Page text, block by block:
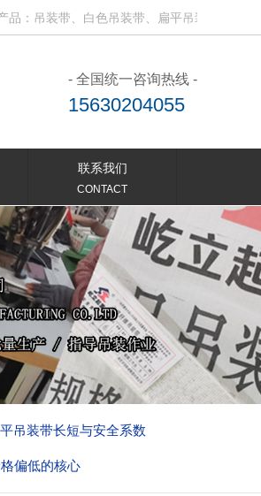
带、白色吊装带、扁平吊装带、电动吊钩
- 全国统一咨询热线 -
15630204055
联系我们
CONTACT
吊装带长短与安全系数
偏低的核心